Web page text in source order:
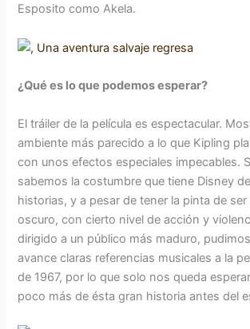
Esposito como Akela.
¿Qué es lo que podemos esperar?
El tráiler de la película es espectacular.
ambiente más parecido a lo que Kipling
con unos efectos especiales impecables.
sabemos la costumbre que tiene Disney
historias, y a pesar de tener la pinta de
oscuro, con cierto nivel de acción y
dirigido a un público más maduro,
avance claras referencias musicales a la
de 1967, por lo que solo nos queda
poco más de ésta gran historia antes del